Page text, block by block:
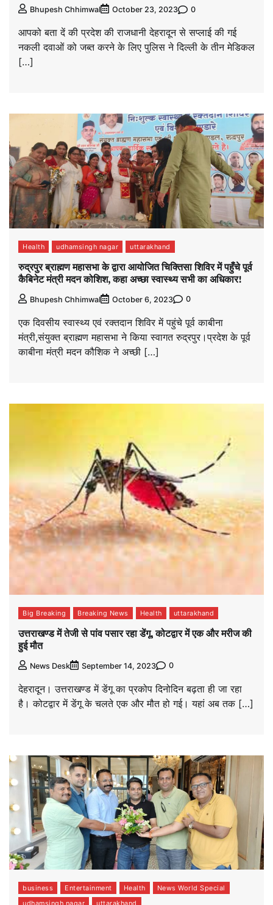
Bhupesh Chhimwal October 23, 2023 0
आपको बता दें की प्रदेश की राजधानी देहरादून से सप्लाई की गई
नकली दवाओं को जब्त करने के लिए पुलिस ने दिल्ली के तीन मेडिकल
[…]
Health udhamsingh nagar uttarakhand
रुद्रपुर ब्राह्मण महासभा के द्वारा आयोजित चिक्तिसा शिविर में पहुँचे पूर्व
कैबिनेट मंत्री मदन कोशिश, कहा अच्छा स्वास्थ्य सभी का अधिकार!
Bhupesh Chhimwal October 6, 2023 0
एक दिवसीय स्वास्थ्य एवं रक्तदान शिविर में पहुंचे पूर्व काबीना
मंत्री,संयुक्त ब्राह्मण महासभा ने किया स्वागत रुद्रपुर।प्रदेश के पूर्व
काबीना मंत्री मदन कौशिक ने अच्छी […]
Big Breaking Breaking News Health uttarakhand
उत्तराखण्ड में तेजी से पांव पसार रहा डेंगू, कोटद्वार में एक और मरीज की
हुई मौत
News Desk September 14, 2023 0
देहरादून। उत्तराखण्ड में डेंगू का प्रकोप दिनोदिन बढ़ता ही जा रहा
है। कोटद्वार में डेंगू के चलते एक और मौत हो गई। यहां अब तक […]
business Entertainment Health
News World Special